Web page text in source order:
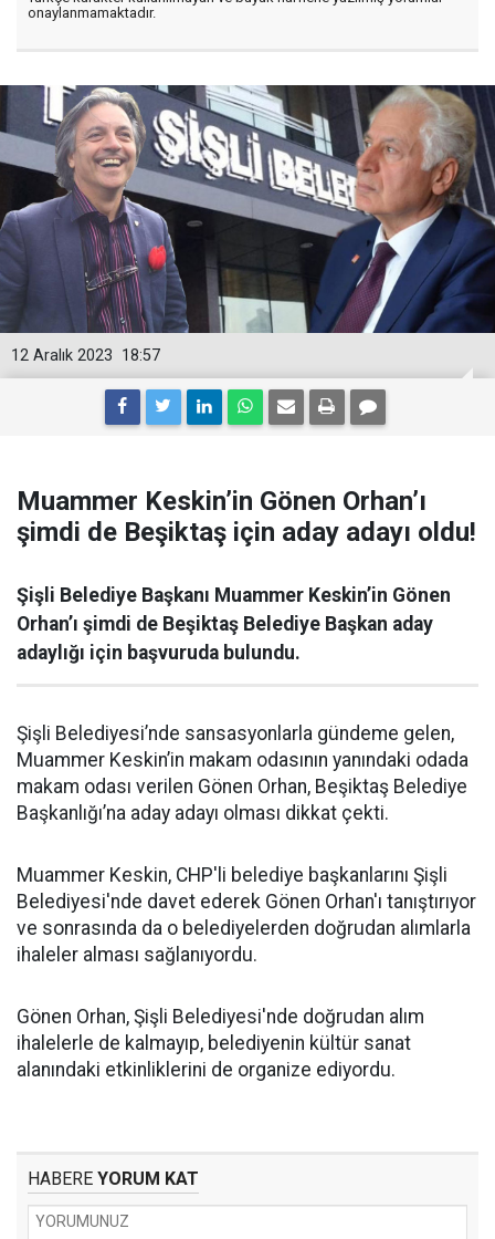
onaylanmamaktadır.
18:57
12 Aralık 2023
Muammer Keskin’in Gönen Orhan’ı
şimdi de Beşiktaş için aday adayı oldu!
Şişli Belediye Başkanı Muammer Keskin’in Gönen
Orhan’ı şimdi de Beşiktaş Belediye Başkan aday
adaylığı için başvuruda bulundu.
Şişli Belediyesi’nde sansasyonlarla gündeme gelen,
Muammer Keskin’in makam odasının yanındaki odada
makam odası verilen Gönen Orhan, Beşiktaş Belediye
Başkanlığı’na aday adayı olması dikkat çekti.
Muammer Keskin, CHP'li belediye başkanlarını Şişli
Belediyesi'nde davet ederek Gönen Orhan'ı tanıştırıyor
ve sonrasında da o belediyelerden doğrudan alımlarla
ihaleler alması sağlanıyordu.
Gönen Orhan, Şişli Belediyesi'nde doğrudan alım
ihalelerle de kalmayıp, belediyenin kültür sanat
alanındaki etkinliklerini de organize ediyordu.
HABERE YORUM KAT